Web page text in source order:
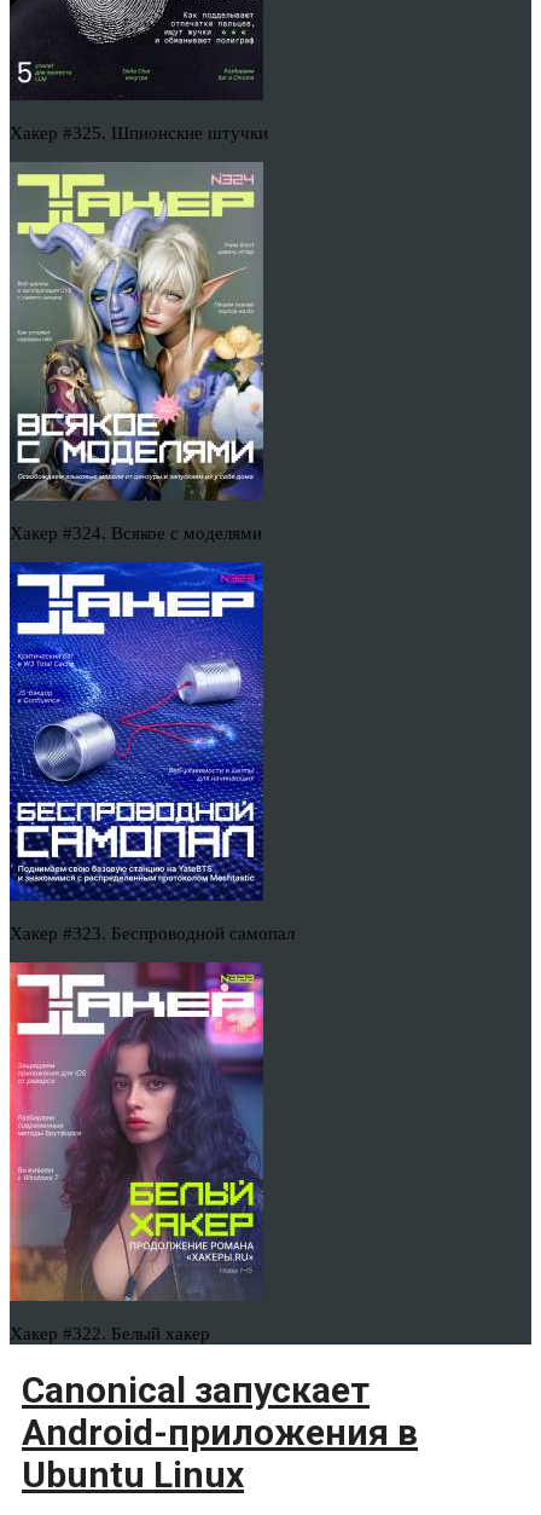
Хакер #325. Шпионские штучки
Хакер #324. Всякое с моделями
Хакер #323. Беспроводной самопал
Хакер #322. Белый хакер
Canonical запускает
Android-приложения в
Ubuntu Linux